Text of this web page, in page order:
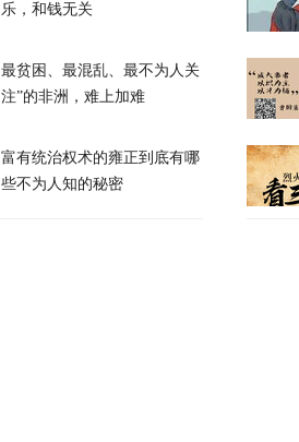
日元告急，美国出手，但
天下事
乐，和钱无关
最贫困、最混乱、最不为人关
注”的非洲，难上加难
富有统治权术的雍正到底有哪
些不为人知的秘密